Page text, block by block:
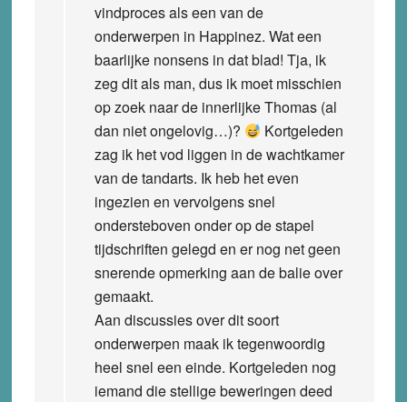
vindproces als een van de
onderwerpen in Happinez. Wat een
baarlijke nonsens in dat blad! Tja, ik
zeg dit als man, dus ik moet misschien
op zoek naar de innerlijke Thomas (al
dan niet ongelovig…)?
Kortgeleden
zag ik het vod liggen in de wachtkamer
van de tandarts. Ik heb het even
ingezien en vervolgens snel
ondersteboven onder op de stapel
tijdschriften gelegd en er nog net geen
snerende opmerking aan de balie over
gemaakt.
Aan discussies over dit soort
onderwerpen maak ik tegenwoordig
heel snel een einde. Kortgeleden nog
iemand die stellige beweringen deed